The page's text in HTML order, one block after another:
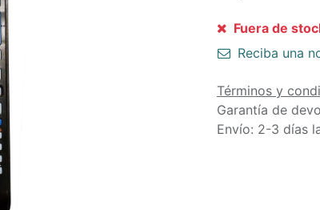
Fuera de
Reciba una
Términos y
Garantía de
Envío: 2-3 días